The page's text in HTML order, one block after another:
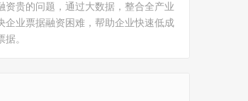
资贵的问题，通过大数据，整合全产业
企业票据融资困难，帮助企业快速低成
。